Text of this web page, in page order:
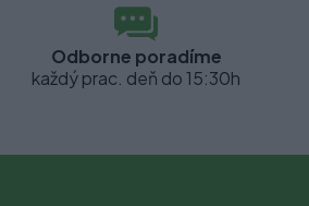
Odborne poradíme
každý prac. deň do 15:30h